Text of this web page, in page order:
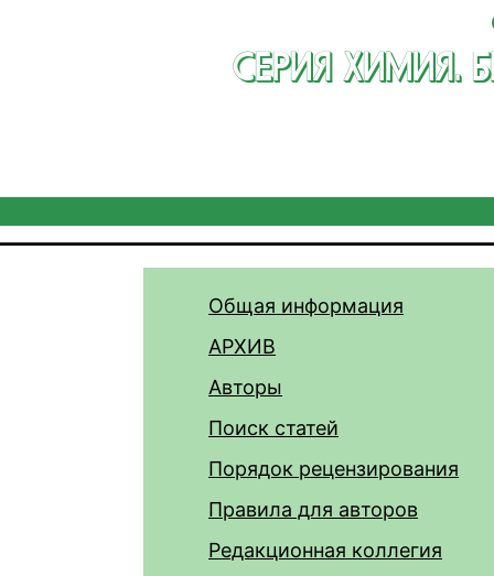
СЕРИЯ ХИМИЯ.
Общая информация
АРХИВ
Авторы
Поиск статей
Порядок рецензирования
Правила для авторов
Редакционная коллегия